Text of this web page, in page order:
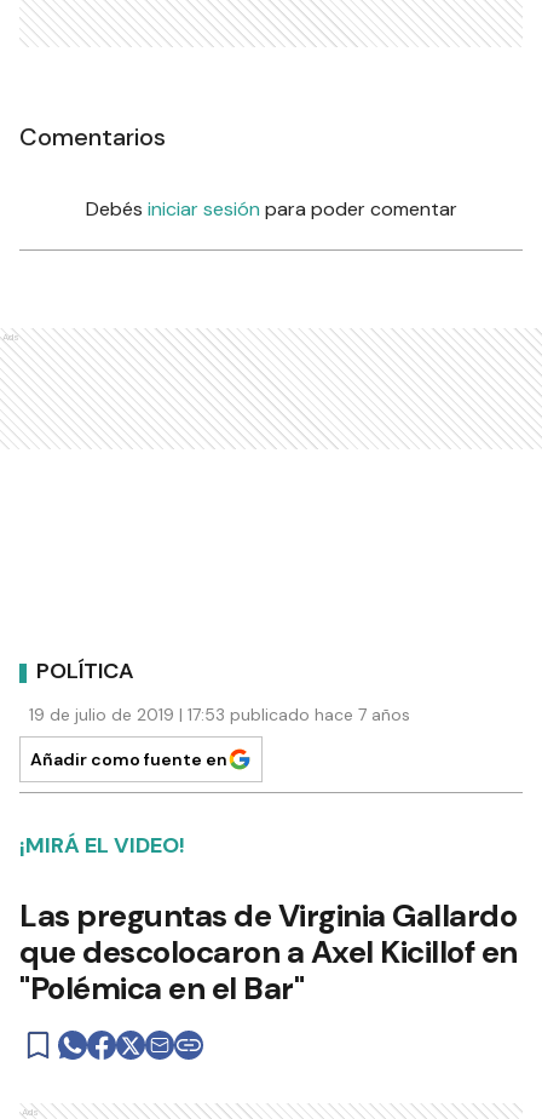
Comentarios
Debés iniciar sesión para poder comentar
Ads
POLÍTICA
19 de julio de 2019 | 17:53 publicado hace 7 años
Añadir como fuente en
¡MIRÁ EL VIDEO!
Las preguntas de Virginia Gallardo
que descolocaron a Axel Kicillof en
"Polémica en el Bar"
Ads